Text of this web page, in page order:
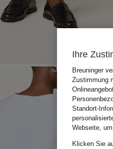
Ihre
Breuninger
Zustimmung
Standort-
Webseite,
Klicken Sie